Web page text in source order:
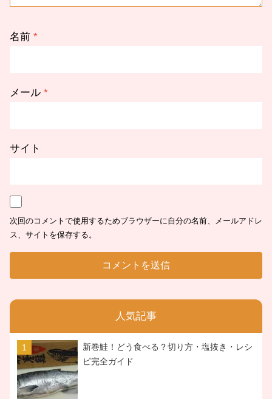
名前 *
メール *
サイト
次回のコメントで使用するためブラウザーに自分の名前、メールアドレ
ス、サイトを保存する。
人気記事
新巻鮭！どう食べる？切り方・塩抜き・レシ
ピ完全ガイド